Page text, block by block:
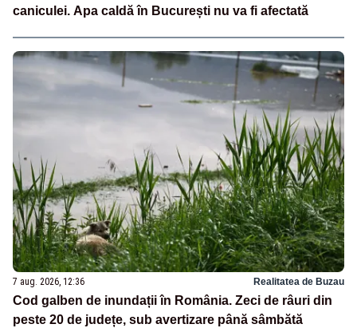
caniculei. Apa caldă în București nu va fi afectată
7 aug. 2026, 12:36 Realitatea de Buzau
Cod galben de inundații în România. Zeci de râuri din
peste 20 de județe, sub avertizare până sâmbătă